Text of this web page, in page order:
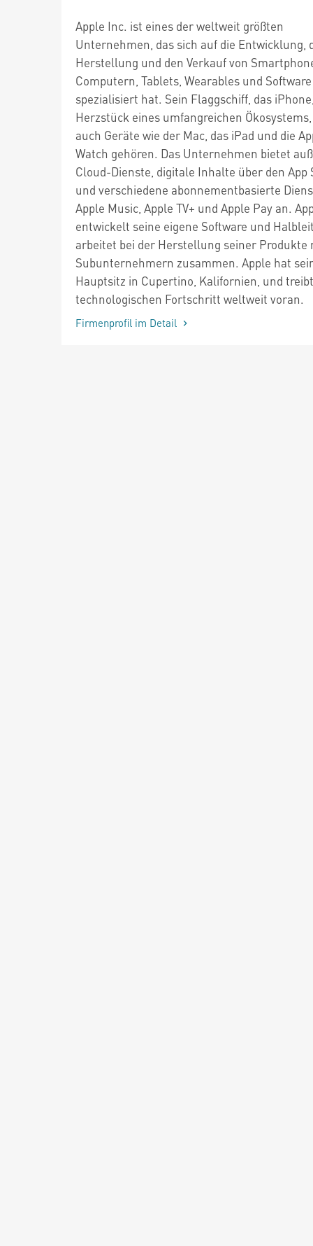
Apple Inc. ist eines der weltweit größten
Unternehmen, das sich auf die Entwicklung,
Herstellung und den Verkauf von
Computern, Tablets, Wearables und Software
spezialisiert hat. Sein Flaggschiff, das
Herzstück eines umfangreichen
auch Geräte wie der Mac, das iPad und die
Watch gehören. Das Unternehmen bietet
Cloud-Dienste, digitale Inhalte über den App
und verschiedene abonnementbasierte
Apple Music, Apple TV+ und Apple Pay an.
entwickelt seine eigene Software und
arbeitet bei der Herstellung seiner Produkte
Subunternehmern zusammen. Apple hat
Hauptsitz in Cupertino, Kalifornien, und
technologischen Fortschritt weltweit voran.
Firmenprofil im Detail